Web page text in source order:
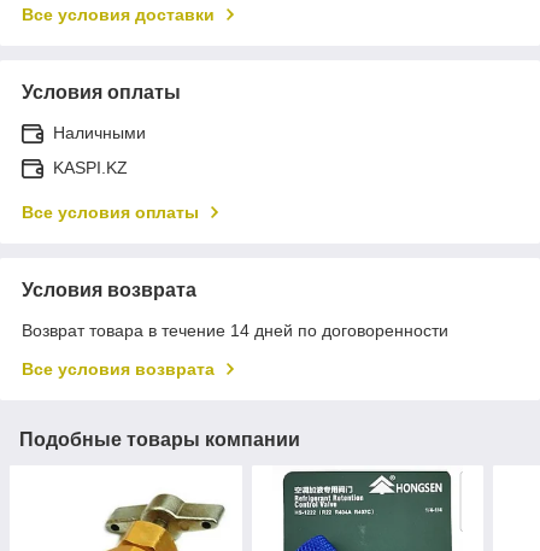
Все условия доставки
Условия оплаты
Наличными
KASPI.KZ
Все условия оплаты
Условия возврата
Возврат товара в течение 14 дней по договоренности
Все условия возврата
Подобные товары компании